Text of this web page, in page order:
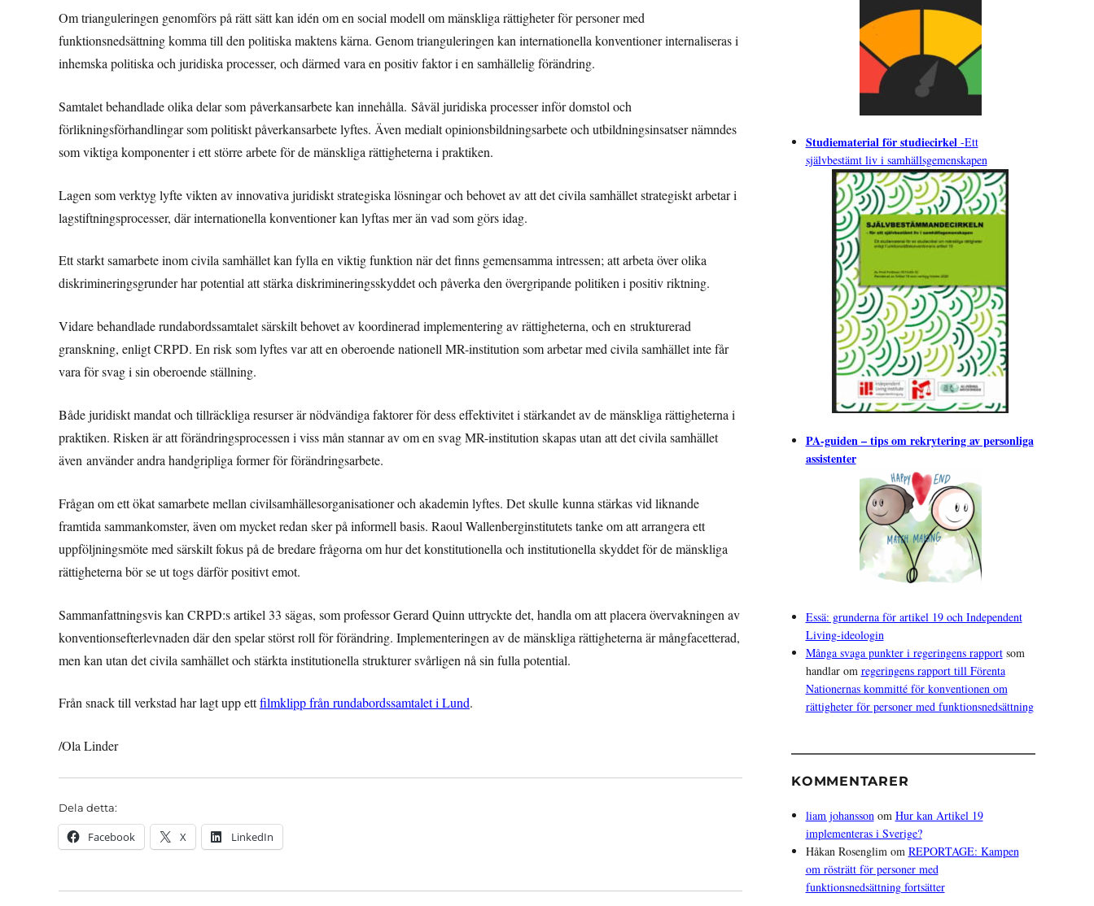
Om trianguleringen genomförs på rätt sätt kan idén om en social modell om mänskliga rättigheter för personer med
funktionsnedsättning komma till den politiska maktens kärna. Genom trianguleringen kan internationella konventioner internaliseras i
inhemska politiska och juridiska processer, och därmed vara en positiv faktor i en samhällelig förändring.
Samtalet behandlade olika delar som påverkansarbete kan innehålla. Såväl juridiska processer inför domstol och
förlikningsförhandlingar som politiskt påverkansarbete lyftes. Även medialt opinionsbildningsarbete och utbildningsinsatser nämndes
som viktiga komponenter i ett större arbete för de mänskliga rättigheterna i praktiken.
Lagen som verktyg lyfte vikten av innovativa juridiskt strategiska lösningar och behovet av att det civila samhället strategiskt arbetar i
lagstiftningsprocesser, där internationella konventioner kan lyftas mer än vad som görs idag.
Ett starkt samarbete inom civila samhället kan fylla en viktig funktion när det finns gemensamma intressen; att arbeta över olika
diskrimineringsgrunder har potential att stärka diskrimineringsskyddet och påverka den övergripande politiken i positiv riktning.
Vidare behandlade rundabordssamtalet särskilt behovet av koordinerad implementering av rättigheterna, och en strukturerad
granskning, enligt CRPD. En risk som lyftes var att en oberoende nationell MR-institution som arbetar med civila samhället inte får
vara för svag i sin oberoende ställning.
Både juridiskt mandat och tillräckliga resurser är nödvändiga faktorer för dess effektivitet i stärkandet av de mänskliga rättigheterna i
praktiken. Risken är att förändringsprocessen i viss mån stannar av om en svag MR-institution skapas utan att det civila samhället
även använder andra handgripliga former för förändringsarbete.
Frågan om ett ökat samarbete mellan civilsamhällesorganisationer och akademin lyftes. Det skulle kunna stärkas vid liknande
framtida sammankomster, även om mycket redan sker på informell basis. Raoul Wallenberginstitutets tanke om att arrangera ett
uppföljningsmöte med särskilt fokus på de bredare frågorna om hur det konstitutionella och institutionella skyddet för de mänskliga
rättigheterna bör se ut togs därför positivt emot.
Sammanfattningsvis kan CRPD:s artikel 33 sägas, som professor Gerard Quinn uttryckte det, handla om att placera övervakningen av
konventionsefterlevnaden där den spelar störst roll för förändring. Implementeringen av de mänskliga rättigheterna är mångfacetterad,
men kan utan det civila samhället och stärkta institutionella strukturer svårligen nå sin fulla potential.
Från snack till verkstad har lagt upp ettfilmklipp från rundabordssamtalet i Lund.
/Ola Linder
Dela detta:
Facebook X LinkedIn
Studiematerial för studiecirkel-Ett
självbestämt liv i samhällsgemenskapen
PA-guiden – tips om rekrytering av personliga
assistenter
Essä: grunderna för artikel 19 och Independent
Living-ideologin
Många svaga punkter i regeringens rapportsom
handlar om regeringens rapport till Förenta
Nationernas kommitté för konventionen om
rättigheter för personer med funktionsnedsättning
KOMMENTARER
liam johanssonom Hur kan Artikel 19
implementeras i Sverige?
Håkan Rosenglimom REPORTAGE: Kampen
om rösträtt för personer med
funktionsnedsättning fortsätter